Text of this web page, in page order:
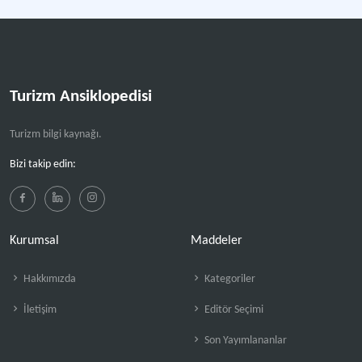
Turizm Ansiklopedisi
Turizm bilgi kaynağı.
Bizi takip edin:
Kurumsal
Hakkımızda
İletişim
Maddeler
Kategoriler
Editör Seçimi
Son Yayımlananlar